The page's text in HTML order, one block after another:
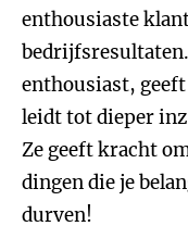
enthousiaste
enthousiast,
leidt tot dieper
Ze geeft kracht
dingen die je
durven!